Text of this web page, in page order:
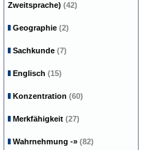
Zweitsprache) (42)
Geographie (2)
Sachkunde (7)
Englisch (15)
Konzentration (60)
Merkfähigkeit (27)
Wahrnehmung -» (82)